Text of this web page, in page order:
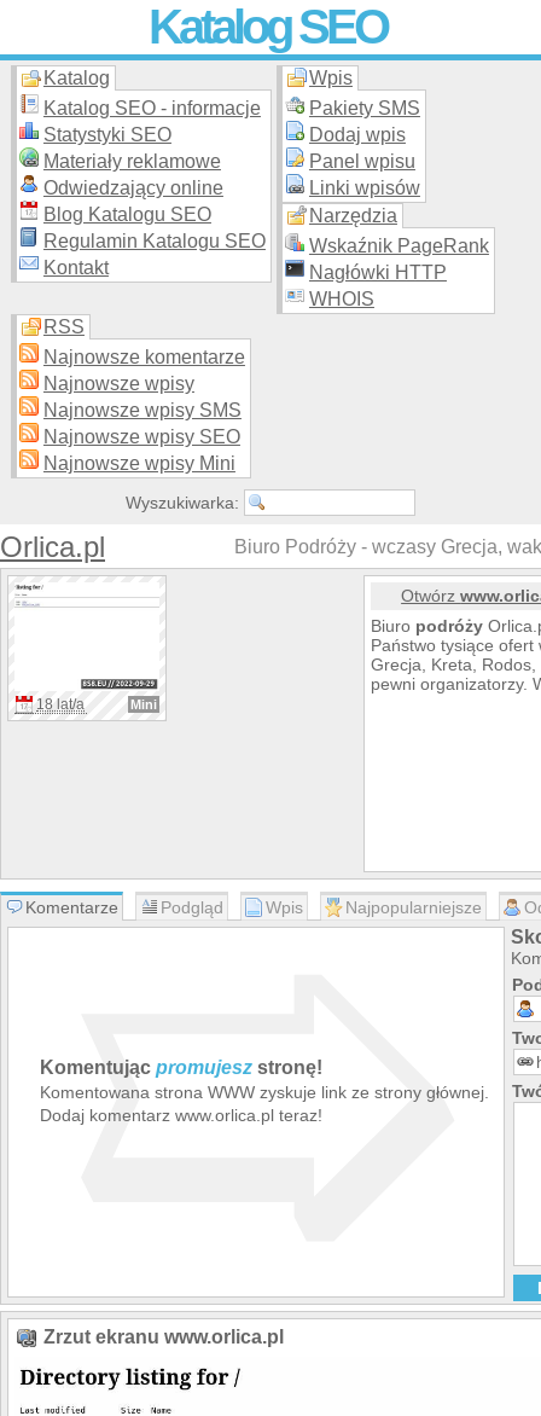
Katalog SEO
Skuteczna i promocja stron WWW –
moderowanego katalogu za darmo!
Katalog
Katalog SEO - informacje
Statystyki SEO
Materiały reklamowe
Odwiedzający online
Blog Katalogu SEO
Regulamin Katalogu SEO
Kontakt
Wpis
Pakiety SMS
Dodaj wpis
Panel wpisu
Linki wpisów
Narzędzia
Wskaźnik PageRank
Nagłówki HTTP
WHOIS
RSS
Najnowsze komentarze
Najnowsze wpisy
Najnowsze wpisy SMS
Najnowsze wpisy SEO
Najnowsze wpisy Mini
Wyszukiwarka:
Orlica.pl Biuro Podróży - wczasy Grecja,
18 lat/a Mini
Otwórz
Biuro podróży
Państwo tysiące
Grecja, Kreta,
pewni organizatorzy.
Komentarze Podgląd Wpis Najpopularniejsze
Komentując promujesz stronę!
Komentowana strona WWW zyskuje link ze strony głównej.
Dodaj komentarz www.orlica.pl teraz!
➯
Zrzut ekranu www.orlica.pl